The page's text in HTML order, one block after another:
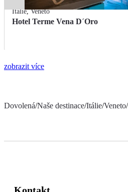
Itálie,Veneto
Hotel Terme Vena D´Oro
zobrazit více
Dovolená/Naše destinace/Itálie/Veneto/